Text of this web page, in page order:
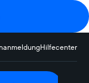
Hilfecenter